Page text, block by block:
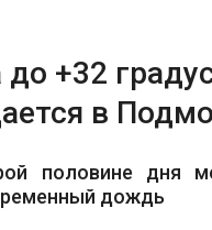
+32
в
половине дня
дождь